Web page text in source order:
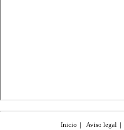
Inicio | Aviso legal |